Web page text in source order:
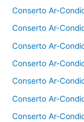
Conserto Ar-
Conserto Ar-
Conserto Ar-
Conserto Ar-
Conserto Ar-
Conserto Ar-
Conserto Ar-